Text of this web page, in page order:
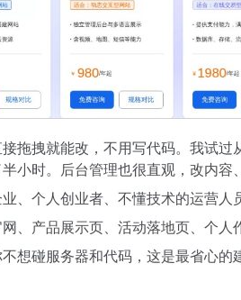
接拖拽就能改，不用写代码。我试
小时。后台管理也很直观，改内容
业、个人创业者、不懂技术的运营人
网、产品展示页、活动落地页、个人
想碰服务器和代码，这是最省心